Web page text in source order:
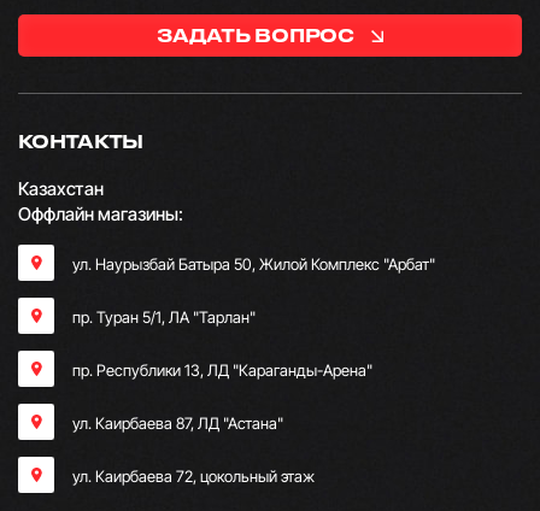
КОНТАКТЫ
Казахстан
Оффлайн магазины:
ул. Наурызбай Батыра 50, Жилой Комплекс "Арбат"
пр. Туран 5/1, ЛА "Тарлан"
пр. Республики 13, ​ЛД "Караганды-Арена"
ул. Каирбаева 87, ЛД "Астана"
ул. Каирбаева 72, цокольный этаж
ЗАДАТЬ ВОПРОС